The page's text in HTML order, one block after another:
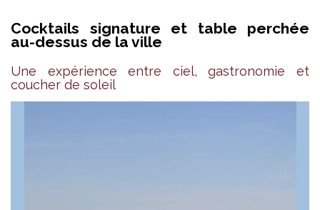
Cocktails signature et table perchée
au-dessus de la ville
Une expérience entre ciel, gastronomie et
coucher de soleil